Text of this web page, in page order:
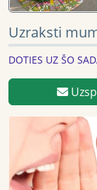
Uzraksti
DOTIES UZ ŠO